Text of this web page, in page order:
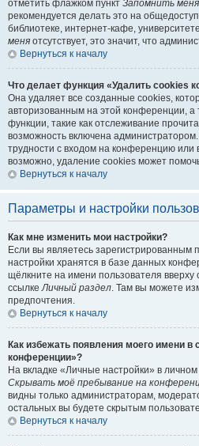
отметить флажком пункт Запомнить меня
рекомендуется делать это на
библиотеке, интернет-кафе,
меня отсутствует, это значит, что
Вернуться к началу
Что делает функция «Удалить cookies
Она удаляет все созданные cookies,
авторизованным на этой конференции, а
функции, такие как отслеживание
возможность включена
трудности с входом на конференцию
возможно, удаление cookies может
Вернуться к началу
Параметры и настройки
Как мне изменить мои настройки?
Если вы являетесь зарегистрированным
настройки хранятся в базе данных
щёлкните на имени пользователя
ссылкеЛичный раздел. Там вы можете
предпочтения.
Вернуться к началу
Как избежать появления моего имени в
конференции»?
На вкладке «Личные настройки» в
Скрывать моё пребывание на
видны только администраторам,
остальных вы будете скрытым
Вернуться к началу